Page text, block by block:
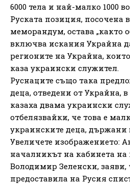
6000 тела и най-малко 1000
Руската позиция, посочена
меморандум, остава „както
включва искания Украйна
регионите на Украйна,
каза украински служител.
Руснаците също така
деца, отведени от Украйна,
казаха двама украински
отбелязвайки, че това е
украинските деца, държани
Увеличете изображението:
началникът на кабинета на
Володимир Зеленски, заяви,
предоставила на Русия